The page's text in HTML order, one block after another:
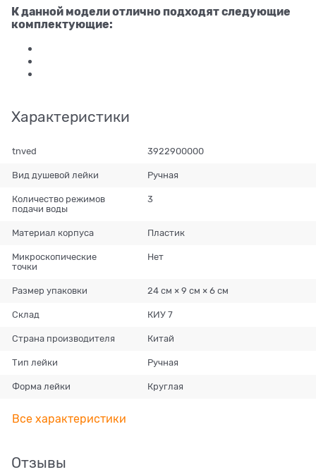
К данной модели отлично подходят следующие
комплектующие:
Характеристики
tnved 3922900000
Вид душевой лейки Ручная
Количество режимов
подачи воды
3
Материал корпуса Пластик
Микроскопические
точки
Нет
Размер упаковки 24 см × 9 см × 6 см
Склад КИУ 7
Страна производителя Китай
Тип лейки Ручная
Форма лейки Круглая
Все характеристики
Отзывы